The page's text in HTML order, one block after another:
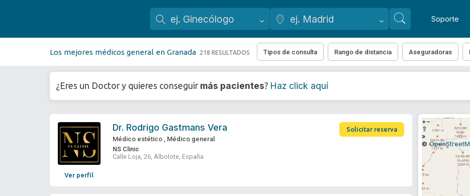
Soporte
Los mejores médicos general en Granada 218 RESULTADOS Tipos de consulta Rango de distancia Aseguradoras
¿Eres un Doctor y quieres conseguir más pacientes? Haz click aquí
Ver perfil
Dr. Rodrigo Gastmans Vera Solicitar reserva
Médico estético
Médico general
NS Clinic
Calle Loja, 26, Albolote, España
+−
⇧
»
©